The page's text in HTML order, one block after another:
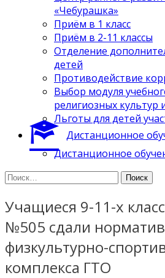
«Чебурашка»
Приём в 1 класс
Приём в 2-11 классы
Отделение
детей
Противодействие
Выбор модуля
религиозных культур
Льготы для детей
Дистанционное
Дистанционное
Найти:
Учащиеся 9-11-х
№505 сдали
физкультурно-
комплекса ГТО